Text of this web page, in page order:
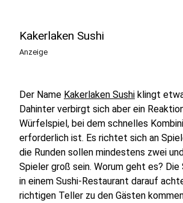
Kakerlaken Sushi
Anzeige
Der Name Kakerlaken Sushi klingt
Dahinter verbirgt sich aber ein
Würfelspiel, bei dem schnelles
erforderlich ist. Es richtet sich an
die Runden sollen mindestens zwei
Spieler groß sein. Worum geht es? Die
in einem Sushi-Restaurant darauf
richtigen Teller zu den Gästen